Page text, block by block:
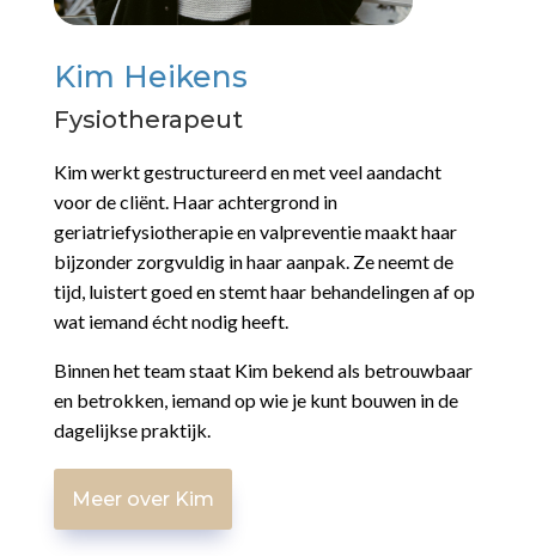
Kim Heikens
Fysiotherapeut
Kim werkt gestructureerd en met veel aandacht
voor de cliënt. Haar achtergrond in
geriatriefysiotherapie en valpreventie maakt haar
bijzonder zorgvuldig in haar aanpak. Ze neemt de
tijd, luistert goed en stemt haar behandelingen af op
wat iemand écht nodig heeft.
Binnen het team staat Kim bekend als betrouwbaar
en betrokken, iemand op wie je kunt bouwen in de
dagelijkse praktijk.
Meer over Kim